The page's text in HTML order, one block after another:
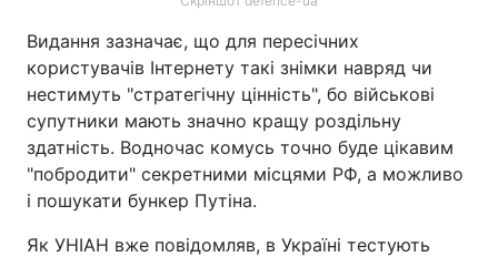
Видання зазначає, що для пересічних
користувачів Інтернету такі знімки навряд чи
нестимуть "стратегічну цінність", бо військові
супутники мають значно кращу роздільну
здатність. Водночас комусь точно буде цікавим
"побродити" секретними місцями РФ, а можливо
і пошукати бункер Путіна.
Як УНІАН вже повідомляв, в Україні тестують